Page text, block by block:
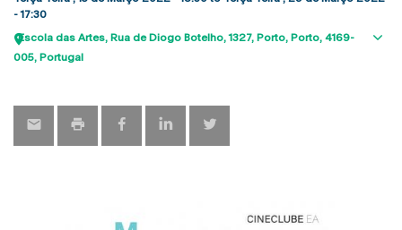
- 17:30
Escola das Artes Rua de Diogo Botelho, 1327 Porto Porto 4169-
005 Portugal